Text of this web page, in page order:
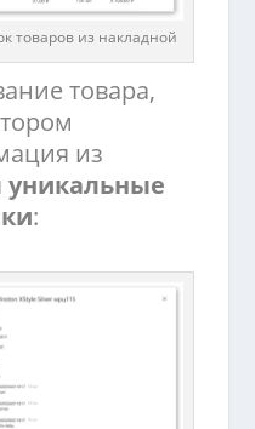
товаров из накладной
товара,
из
уникальные
: